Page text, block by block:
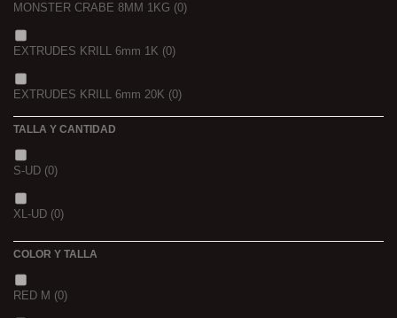
3 K
5 K
MONSTER CRABE 8MM 1KG (0)
EXTRUDES KRILL 6mm 1K (0)
EXTRUDES KRILL 6mm 20K (0)
NOIR POISSON 8MM 1K
TALLA Y CANTIDAD
S-UD (0)
XL-UD (0)
COLOR Y TALLA
RED M (0)